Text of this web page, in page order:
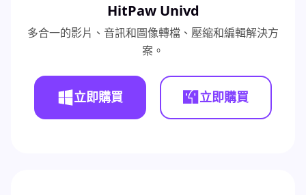
HitPaw Univd
多合一的影片、音訊和圖像轉檔、壓縮和編輯解決方
案。
立即購買 立即購買